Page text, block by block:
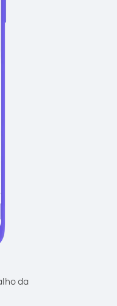
da